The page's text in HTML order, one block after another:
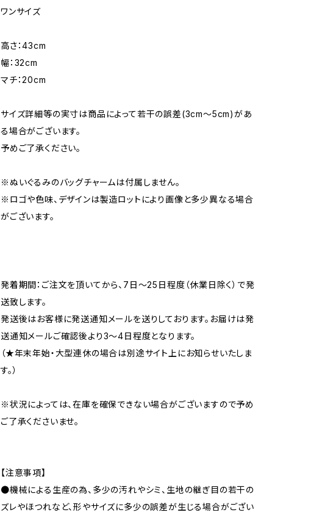
ワンサイズ
高さ：43cm
幅：32cm
マチ：20cm
サイズ詳細等の実寸は商品によって若干の誤差(3cm〜5cm)があ
る場合がございます。
予めご了承ください。
※ぬいぐるみのバッグチャームは付属しません。
※ロゴや色味、デザインは製造ロットにより画像と多少異なる場合
がございます。
発着期間：ご注文を頂いてから、7日〜25日程度（休業日除く）で発
送致します。
発送後はお客様に発送通知メールを送りしております。お届けは発
送通知メールご確認後より3〜4日程度となります。
（★年末年始・大型連休の場合は別途サイト上にお知らせいたしま
す。）
※状況によっては、在庫を確保できない場合がございますので予め
ご了承くださいませ。
【注意事項】
●機械による生産の為、多少の汚れやシミ、生地の継ぎ目の若干の
ズレやほつれなど、形やサイズに多少の誤差が生じる場合がござい